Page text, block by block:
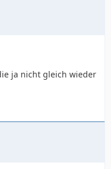
ja nicht gleich wieder